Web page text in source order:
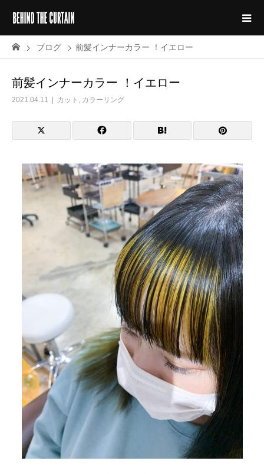
ブログ 前髪インナーカラー ！イエロー
前髪インナーカラー ！イエロー
2021.04.11 カット , カラーリング